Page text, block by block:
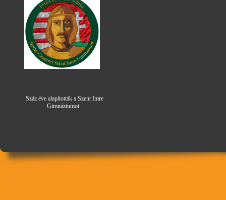
Száz éve alapították a Szent Imre
Gimnáziumot